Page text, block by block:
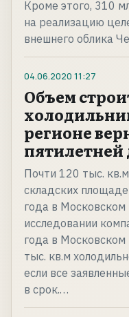
Кроме этого, 310
на реализацию
внешнего облика
04.06.2020 11:27
Объем
регионе
пятилетней
Почти 120 тыс.
складских
года в Московском
исследовании
года в Московском
тыс. кв.м
если все
в срок.…